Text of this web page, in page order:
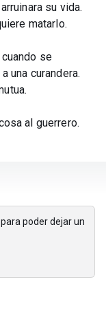
su vida.
matarlo.
se
una curandera.
al guerrero.
poder dejar un